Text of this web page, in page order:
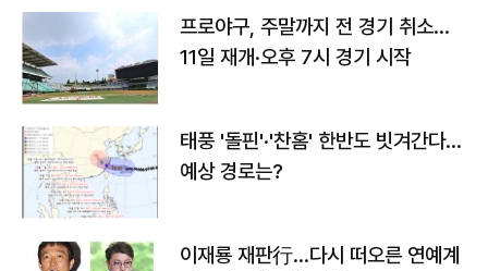
프로야구, 주말까지 전 경기 취소…
11일 재개·오후 7시 경기 시작
태풍 '돌핀'·'찬홈' 한반도 빗겨간다…
예상 경로는?
이재룡 재판行…다시 떠오른 연예계